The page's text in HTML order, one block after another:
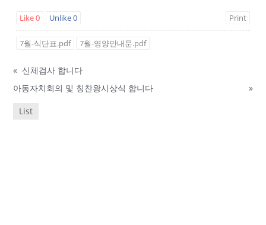
Like0 Unlike0 Print
7월-식단표.pdf 7월-영양안내문.pdf
« 신체검사 합니다
아동자치회의 및 칭찬왕시상식 합니다
»
List